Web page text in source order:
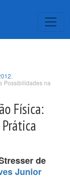
Possibilidades na
Física:
de
Junior